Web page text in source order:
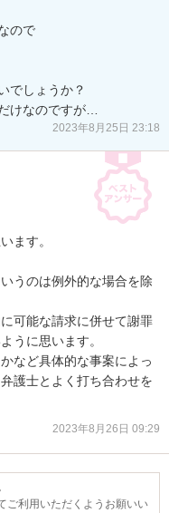
ので
でしょうか？
けなのですが…
2023年8月25日 23:18
ます。
うのは例外的な場合を除
可能な請求に併せて謝罪
うに思います。
など具体的な事案によっ
護士とよく打ち合わせを
2023年8月26日 09:29
ご利用いただくようお願いい